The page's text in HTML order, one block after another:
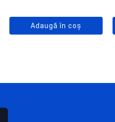
Adaugă în coș